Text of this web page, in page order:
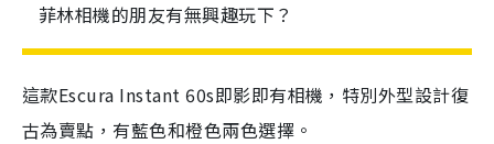
菲林相機的朋友有無興趣玩下？
這款Escura Instant 60s即影即有相機，特別外型設計復
古為賣點，有藍色和橙色兩色選擇。